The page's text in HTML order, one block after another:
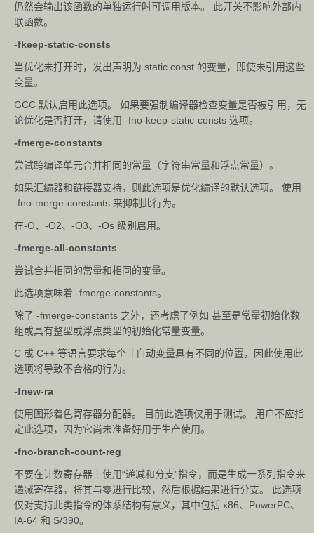
仍然会输出该函数的单独运行时可调用版本。 此开关不影响外部内
联函数。
-fkeep-static-consts
当优化未打开时，发出声明为 static const 的变量，即使未引用这些
变量。
GCC 默认启用此选项。 如果要强制编译器检查变量是否被引用，无
论优化是否打开，请使用 -fno-keep-static-consts 选项。
-fmerge-constants
尝试跨编译单元合并相同的常量（字符串常量和浮点常量）。
如果汇编器和链接器支持，则此选项是优化编译的默认选项。 使用
-fno-merge-constants 来抑制此行为。
在-O、-O2、-O3、-Os 级别启用。
-fmerge-all-constants
尝试合并相同的常量和相同的变量。
此选项意味着 -fmerge-constants。
除了 -fmerge-constants 之外，还考虑了例如 甚至是常量初始化数
组或具有整型或浮点类型的初始化常量变量。
C 或 C++ 等语言要求每个非自动变量具有不同的位置，因此使用此
选项将导致不合格的行为。
-fnew-ra
使用图形着色寄存器分配器。 目前此选项仅用于测试。 用户不应指
定此选项，因为它尚未准备好用于生产使用。
-fno-branch-count-reg
不要在计数寄存器上使用“递减和分支”指令，而是生成一系列指令来
递减寄存器，将其与零进行比较，然后根据结果进行分支。 此选项
仅对支持此类指令的体系结构有意义，其中包括 x86、PowerPC、
IA-64 和 S/390。